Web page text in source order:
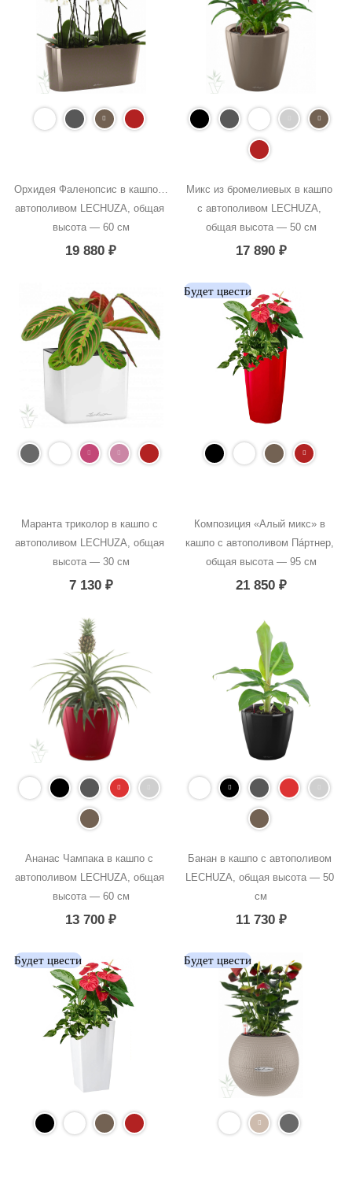
Орхидея Фаленопсис в кашпо с
автополивом LECHUZA, общая
высота — 60 см
19 880₽
Микс из бромелиевых в кашпо
с автополивом LECHUZA,
общая высота — 50 см
17 890 ₽
Маранта триколор в кашпо с
автополивом LECHUZA, общая
высота — 30 см
7 130 ₽
Будет цвести
Композиция «Алый микс» в
кашпо с автополивом Пáртнер,
общая высота — 95 см
21 850 ₽
Ананас Чампака в кашпо с
автополивом LECHUZA, общая
высота — 60 см
13 700₽
Банан в кашпо с автополивом
LECHUZA, общая высота — 50
см
11 730 ₽
Будет цвести Будет цвести